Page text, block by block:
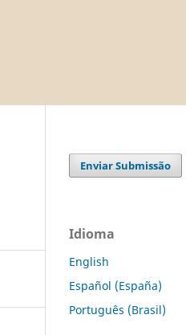
Enviar Submissão
Idioma
English
Español (España)
Português (Brasil)